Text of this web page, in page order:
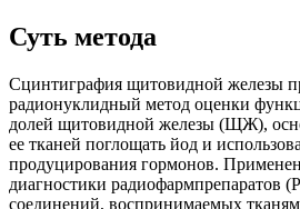
Суть метода
Сцинтиграфия щитовидной железы
радионуклидный метод оценки
долей щитовидной железы (ЩЖ),
ее тканей поглощать йод и
продуцирования гормонов.
диагностики радиофармпрепаратов
соединений, воспринимаемых